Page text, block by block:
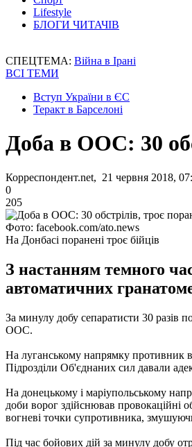
Lifestyle
БЛОГИ ЧИТАЧІВ
СПЕЦТЕМА: Війна в Ірані
ВСІ ТЕМИ
Вступ України в ЄС
Теракт в Барселоні
Доба в ООС: 30
Корреспондент.net, 21 червня 2018,
0
205
Фото: facebook.com/ato.news
На Донбасі поранені троє бійців
З настанням темного
автоматичних
За минулу добу сепаратисти 30 разів
ООС.
На луганському напрямку противник
Підрозділи Об'єднаних сил давали
На донецькому і маріупольському
доби ворог здійснював провокаційні
вогневі точки супротивника,
Під час бойових дій за минулу добу